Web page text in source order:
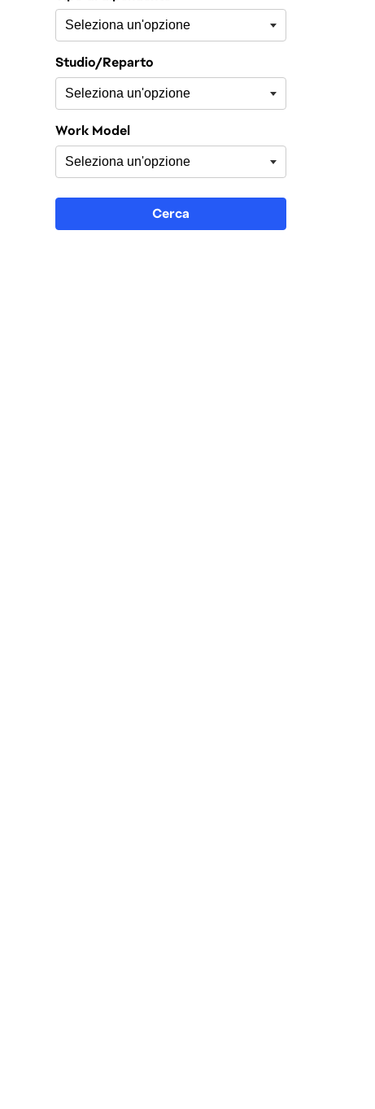
Studio/Reparto
Work Model
Cerca